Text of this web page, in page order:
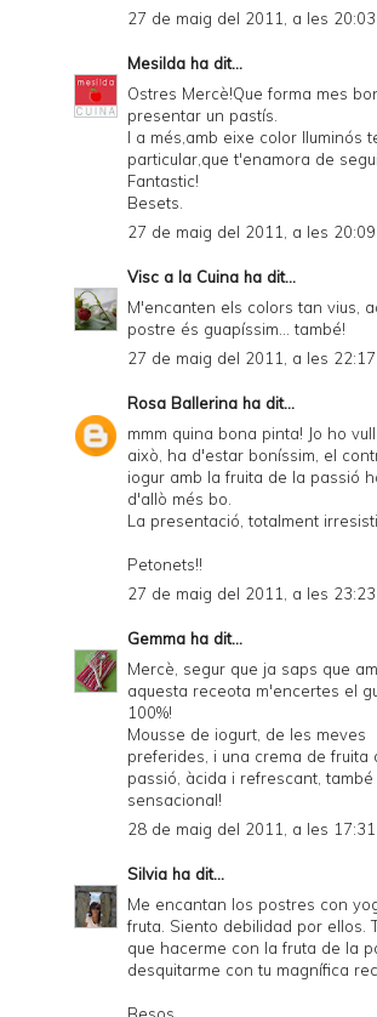
27 de maig del 2011, a les 20:03
Mesilda ha dit...
Ostres Mercè!Que forma mes
presentar un pastís.
I a més,amb eixe color lluminós
particular,que t'enamora de
Fantastic!
Besets.
27 de maig del 2011, a les 20:09
Visc a la Cuina ha dit...
M'encanten els colors tan vius,
postre és guapíssim... també!
27 de maig del 2011, a les 22:17
Rosa Ballerina ha dit...
mmm quina bona pinta! Jo ho
això, ha d'estar boníssim, el
iogur amb la fruita de la passió
d'allò més bo.
La presentació, totalment
Petonets!!
27 de maig del 2011, a les 23:23
Gemma ha dit...
Mercè, segur que ja saps que
aquesta receota m'encertes el
100%!
Mousse de iogurt, de les meves
preferides, i una crema de fruita
passió, àcida i refrescant, també
sensacional!
28 de maig del 2011, a les 17:31
Silvia ha dit...
Me encantan los postres con
fruta. Siento debilidad por ellos.
que hacerme con la fruta de la
desquitarme con tu magnífica
Besos.